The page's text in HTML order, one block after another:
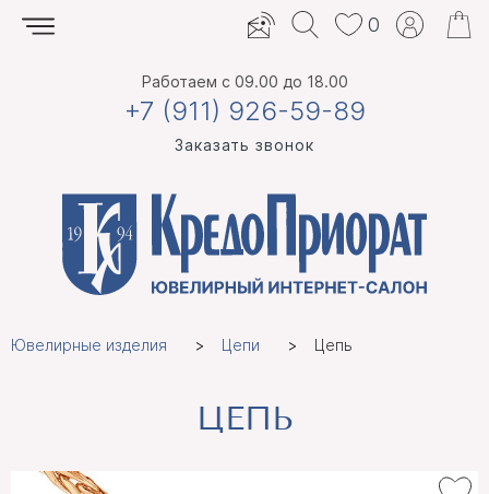
Работаем с 09.00 до 18.00
+7 (911) 926-59-89
Заказать звонок
0
Ювелирные изделия Цепи Цепь
ЦЕПЬ